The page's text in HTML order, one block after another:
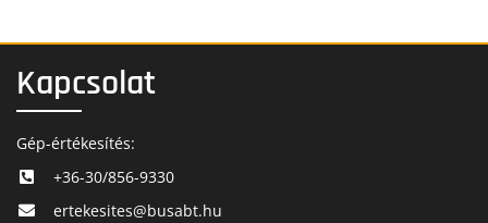
Kapcsolat
Gép-értékesítés:
+36-30/856-9330
ertekesites@busabt.hu